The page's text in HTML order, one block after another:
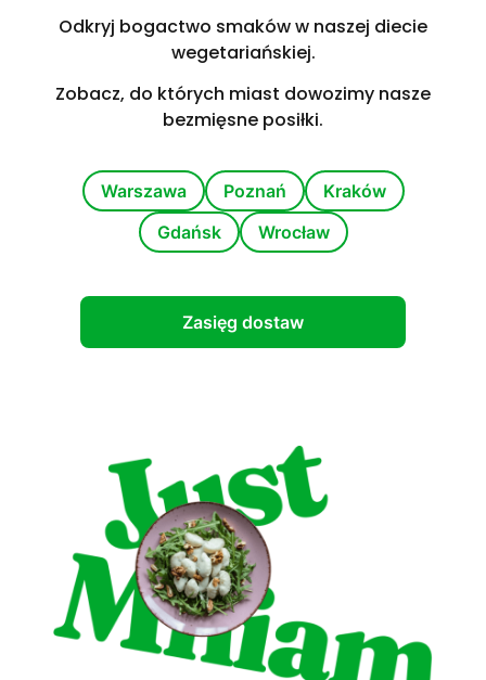
Odkryj bogactwo smaków w naszej diecie
wegetariańskiej.
Zobacz, do których miast dowozimy nasze
bezmięsne posiłki.
Warszawa Poznań
Kraków
Gdańsk
Wrocław
Zasięg dostaw